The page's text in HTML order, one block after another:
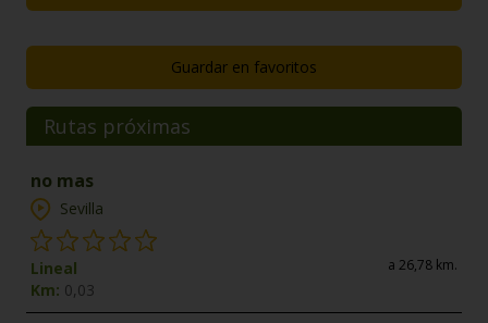
Guardar en favoritos
Rutas próximas
no mas
Sevilla
Lineal
Km: 0,03
a 26,78 km.